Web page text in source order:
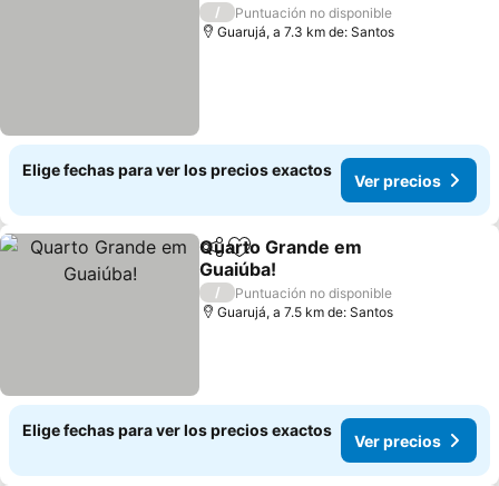
/
Puntuación no disponible
Guarujá, a 7.3 km de: Santos
Elige fechas para ver los precios exactos
Ver precios
CompartirAgregar a favoritos
Quarto Grande em
Guaiúba!
Ver precios
/
Puntuación no disponible
Guarujá, a 7.5 km de: Santos
Elige fechas para ver los precios exactos
Ver precios